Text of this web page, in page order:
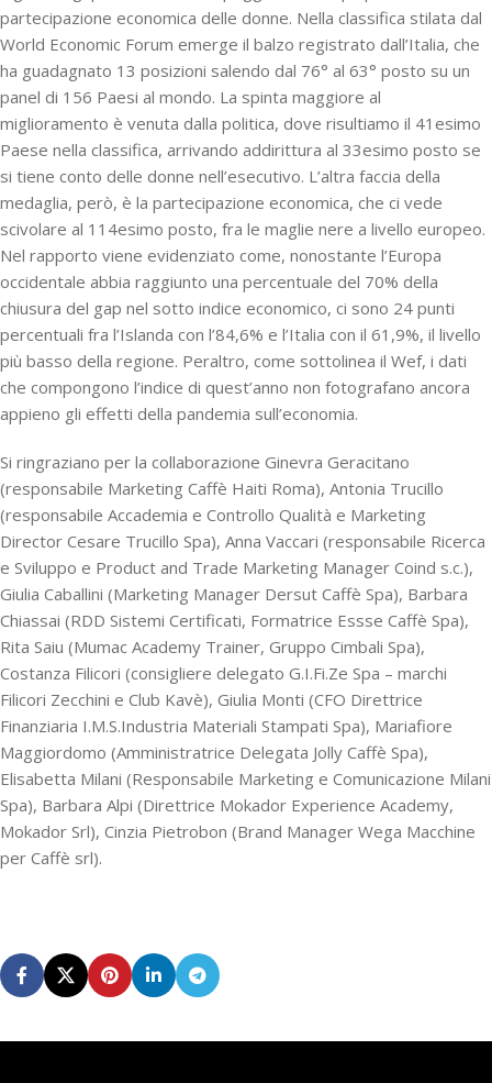
partecipazione economica delle donne. Nella classifica stilata dal
World Economic Forum emerge il balzo registrato dall’Italia, che
ha guadagnato 13 posizioni salendo dal 76° al 63° posto su un
panel di 156 Paesi al mondo. La spinta maggiore al
miglioramento è venuta dalla politica, dove risultiamo il 41esimo
Paese nella classifica, arrivando addirittura al 33esimo posto se
si tiene conto delle donne nell’esecutivo. L’altra faccia della
medaglia, però, è la partecipazione economica, che ci vede
scivolare al 114esimo posto, fra le maglie nere a livello europeo.
Nel rapporto viene evidenziato come, nonostante l’Europa
occidentale abbia raggiunto una percentuale del 70% della
chiusura del gap nel sotto indice economico, ci sono 24 punti
percentuali fra l’Islanda con l’84,6% e l’Italia con il 61,9%, il livello
più basso della regione. Peraltro, come sottolinea il Wef, i dati
che compongono l’indice di quest’anno non fotografano ancora
appieno gli effetti della pandemia sull’economia.
Si ringraziano per la collaborazione Ginevra Geracitano
(responsabile Marketing Caffè Haiti Roma), Antonia Trucillo
(responsabile Accademia e Controllo Qualità e Marketing
Director Cesare Trucillo Spa), Anna Vaccari (responsabile Ricerca
e Sviluppo e Product and Trade Marketing Manager Coind s.c.),
Giulia Caballini (Marketing Manager Dersut Caffè Spa), Barbara
Chiassai (RDD Sistemi Certificati, Formatrice Essse Caffè Spa),
Rita Saiu (Mumac Academy Trainer, Gruppo Cimbali Spa),
Costanza Filicori (consigliere delegato G.I.Fi.Ze Spa – marchi
Filicori Zecchini e Club Kavè), Giulia Monti (CFO Direttrice
Finanziaria I.M.S.Industria Materiali Stampati Spa), Mariafiore
Maggiordomo (Amministratrice Delegata Jolly Caffè Spa),
Elisabetta Milani (Responsabile Marketing e Comunicazione Milani
Spa), Barbara Alpi (Direttrice Mokador Experience Academy,
Mokador Srl), Cinzia Pietrobon (Brand Manager Wega Macchine
per Caffè srl).